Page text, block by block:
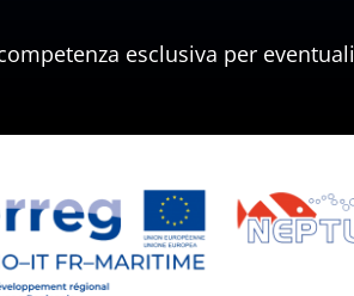
esclusiva per eventuali